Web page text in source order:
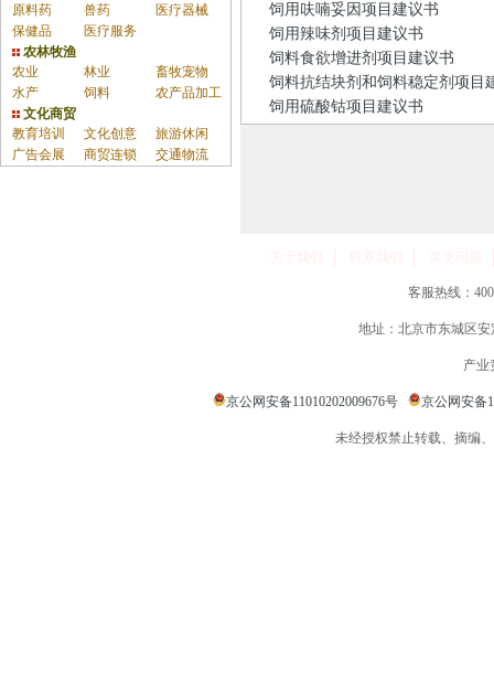
原料药
兽药
医疗器械
保健品
医疗服务
农林牧渔
农业
林业
畜牧宠物
水产
饲料
农产品加工
文化商贸
教育培训
文化创意
旅游休闲
广告会展
商贸连锁 交通物流
饲用呋喃妥因项目建议书
饲用辣味剂项目建议书
饲料食欲增进剂项目建议书
饲料抗结块剂和饲料稳定剂项目
饲用硫酸钴项目建议书
客服热线：
地址：北京市东城区
产业
京公网安备11010202009676号 京公网安备
未经授权禁止转载、摘编